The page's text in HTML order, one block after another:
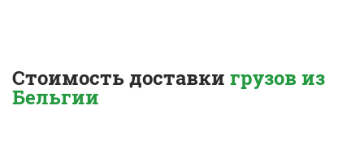
Стоимость доставки грузов из
Бельгии